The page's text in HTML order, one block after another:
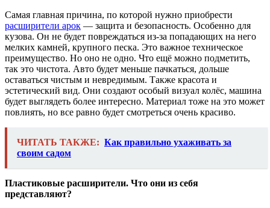
Самая главная причина, по которой нужно приобрести
расширители арок — защита и безопасность. Особенно для
кузова. Он не будет повреждаться из-за попадающих на него
мелких камней, крупного песка. Это важное техническое
преимущество. Но оно не одно. Что ещё можно подметить,
так это чистота. Авто будет меньше пачкаться, дольше
оставаться чистым и невредимым. Также красота и
эстетический вид. Они создают особый визуал колёс, машина
будет выглядеть более интересно. Материал тоже на это может
повлиять, но все равно будет смотреться очень красиво.
ЧИТАТЬ ТАКЖЕ: Как правильно ухаживать за
своим садом
Пластиковые расширители. Что они из себя
представляют?